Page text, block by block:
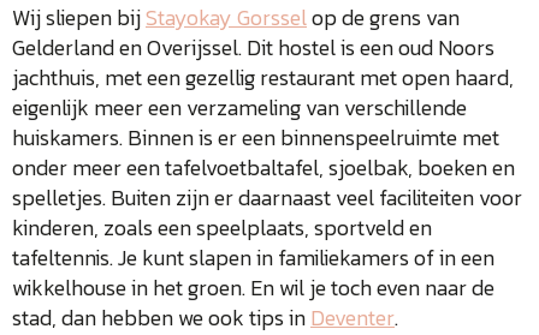
Wij sliepen bijStayokay Gorsselop de grens van
Gelderland en Overijssel. Dit hostel is een oud Noors
jachthuis, met een gezellig restaurant met open haard,
eigenlijk meer een verzameling van verschillende
huiskamers. Binnen is er een binnenspeelruimte met
onder meer een tafelvoetbaltafel, sjoelbak, boeken en
spelletjes. Buiten zijn er daarnaast veel faciliteiten voor
kinderen, zoals een speelplaats, sportveld en
tafeltennis. Je kunt slapen in familiekamers of in een
wikkelhouse in het groen. En wil je toch even naar de
stad, dan hebben we ook tips inDeventer.